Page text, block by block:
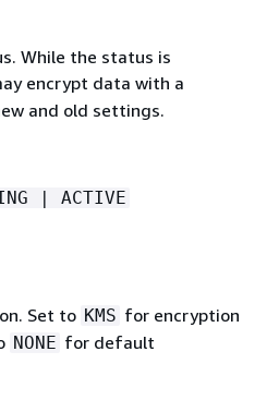
While the status is
encrypt data with a
and old settings.
| ACTIVE
Set to KMS for encryption
NONE for default